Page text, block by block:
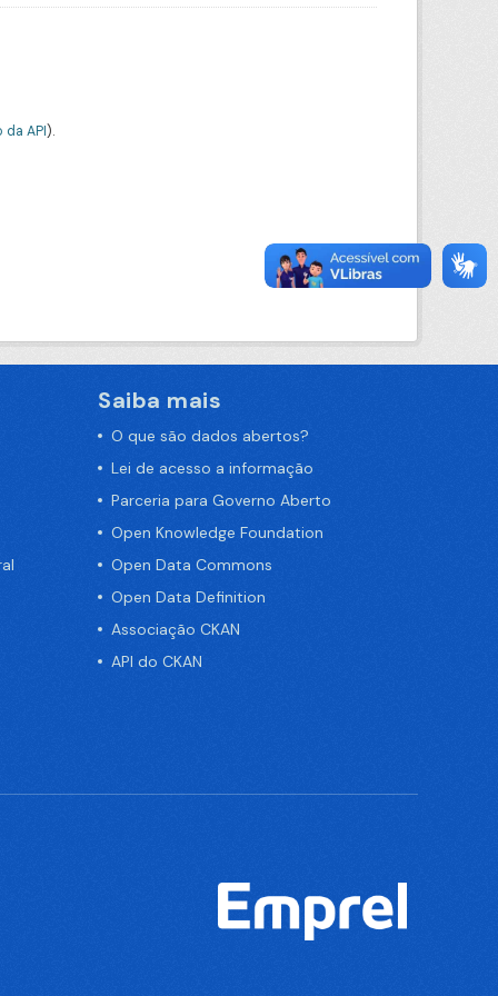
API).
Saiba mais
O que são dados abertos?
Lei de acesso a informação
Parceria para Governo Aberto
Open Knowledge Foundation
Open Data Commons
Open Data Definition
Associação CKAN
API do CKAN